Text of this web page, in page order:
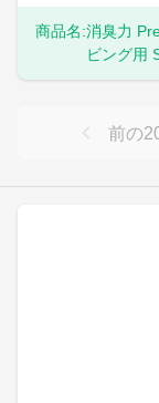
商品名:消臭力
ビング用
前の